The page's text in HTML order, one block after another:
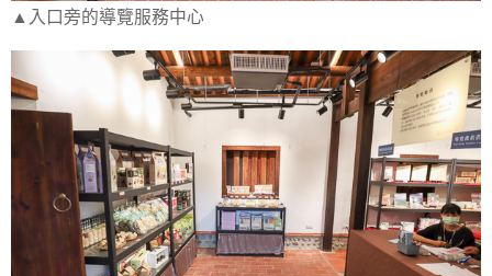
▲入口旁的導覽服務中心